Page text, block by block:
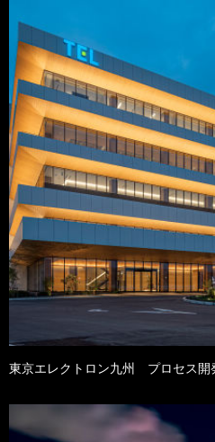
東京エレクトロン九州 プロセス開